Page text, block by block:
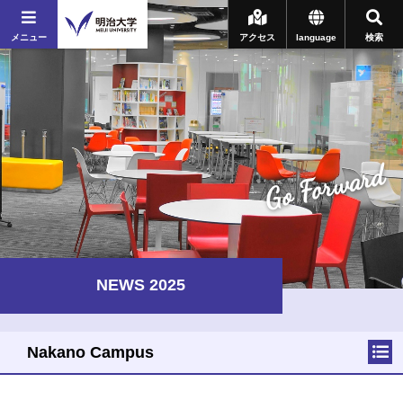
メニュー 検索
language
アクセス
Go Forward
NEWS 2025
Nakano Campus